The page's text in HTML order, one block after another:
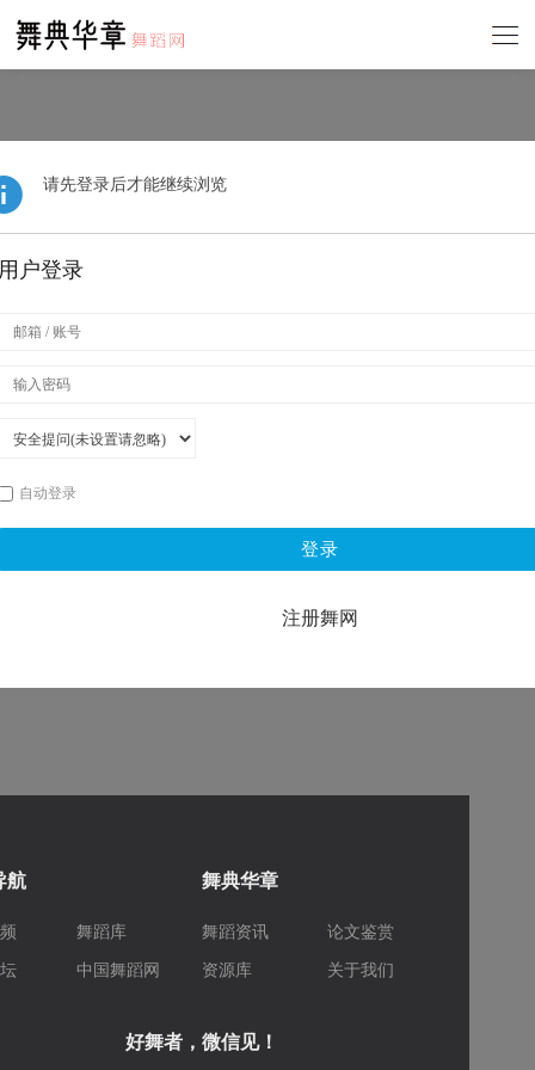
请先登录后才能继续浏览
户登录
自动登录
登录
注册舞网
航
舞蹈库
中国舞蹈网
舞典华章
舞蹈资讯 论文鉴赏
资源库 关于我们
好舞者，微信见！